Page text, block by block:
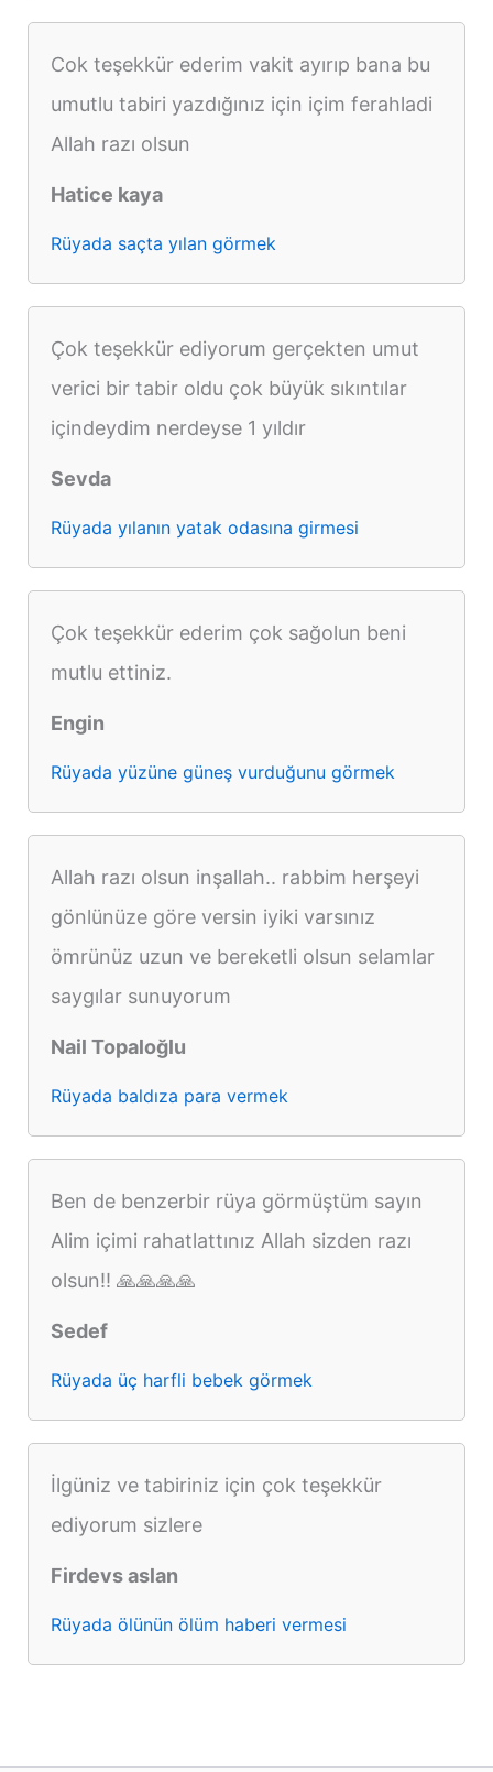
Cok teşekkür ederim vakit ayırıp bana bu
umutlu tabiri yazdığınız için içim ferahladi
Allah razı olsun
Hatice kaya
Rüyada saçta yılan görmek
Çok teşekkür ediyorum gerçekten umut
verici bir tabir oldu çok büyük sıkıntılar
içindeydim nerdeyse 1 yıldır
Sevda
Rüyada yılanın yatak odasına girmesi
Çok teşekkür ederim çok sağolun beni
mutlu ettiniz.
Engin
Rüyada yüzüne güneş vurduğunu görmek
Allah razı olsun inşallah.. rabbim herşeyi
gönlünüze göre versin iyiki varsınız
ömrünüz uzun ve bereketli olsun selamlar
saygılar sunuyorum
Nail Topaloğlu
Rüyada baldıza para vermek
Ben de benzerbir rüya görmüştüm sayın
Alim içimi rahatlattınız Allah sizden razı
olsun!! 🙏🙏🙏🙏
Sedef
Rüyada üç harfli bebek görmek
İlgüniz ve tabiriniz için çok teşekkür
ediyorum sizlere
Firdevs aslan
Rüyada ölünün ölüm haberi vermesi